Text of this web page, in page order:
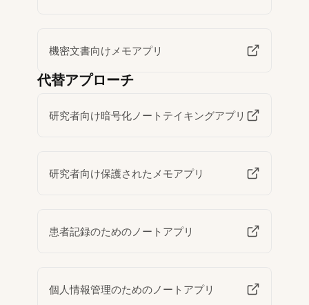
機密文書向けメモアプリ
代替アプローチ
研究者向け暗号化ノートテイキングアプリ
研究者向け保護されたメモアプリ
患者記録のためのノートアプリ
個人情報管理のためのノートアプリ